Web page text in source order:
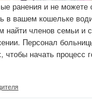
ранения и не можете
в вашем кошельке
найти членов семьи и
Персонал
начать процесс